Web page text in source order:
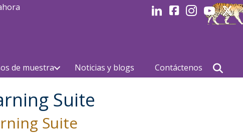
LinkedInFacebookInstagram
Youtube
de muestra Noticias y blogs Contáctenos
Suite
Suite